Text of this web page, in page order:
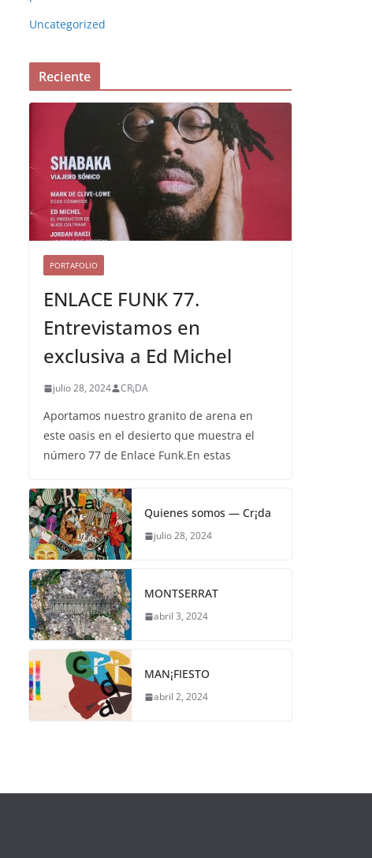
Uncategorized
Reciente
PORTAFOLIO
ENLACE FUNK 77.
Entrevistamos en
exclusiva a Ed Michel
julio 28, 2024 CR¡DA
Aportamos nuestro granito de arena en
este oasis en el desierto que muestra el
número 77 de Enlace Funk.En estas
Quienes somos — Cr¡da
julio 28, 2024
MONTSERRAT
abril 3, 2024
MAN¡FIESTO
abril 2, 2024